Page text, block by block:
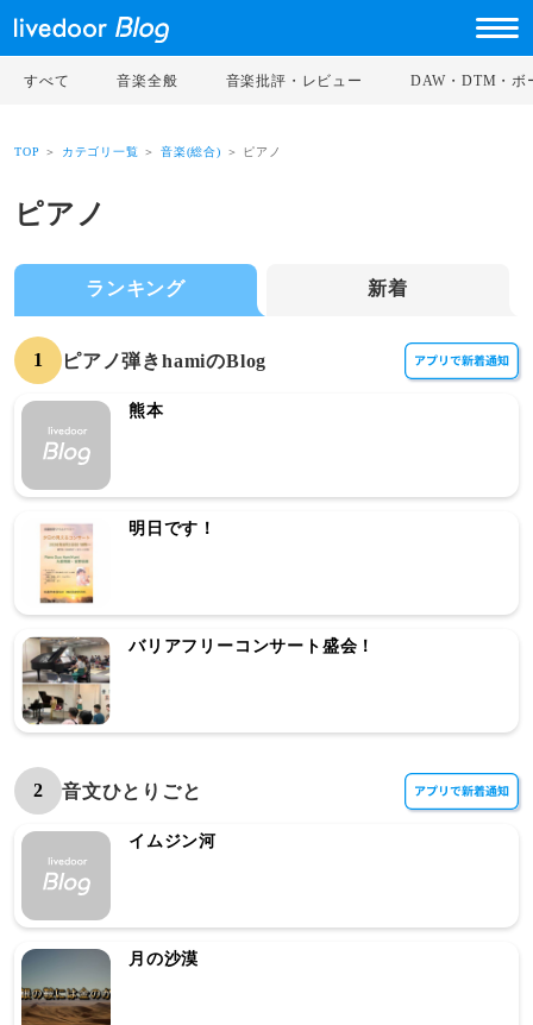
すべて 音楽全般 音楽批評・レビュー DAW・DTM・ボ
TOP ＞ カテゴリ一覧 ＞音楽(総合) ＞ ピアノ
ピアノ
ランキング 新着
1 ピアノ弾きhamiのBlog
熊本
明日です！
バリアフリーコンサート盛会！
2 音文ひとりごと
イムジン河
月の沙漠